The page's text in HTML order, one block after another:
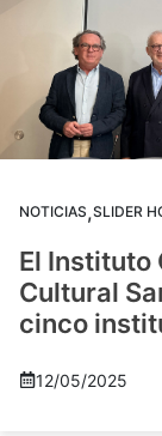
NOTICIAS,SLIDER
El Instituto
Cultural
cinco
12/05/2025